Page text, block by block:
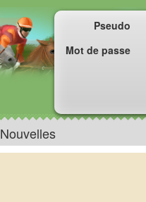
Pseudo
Mot de passe
Nouvelles